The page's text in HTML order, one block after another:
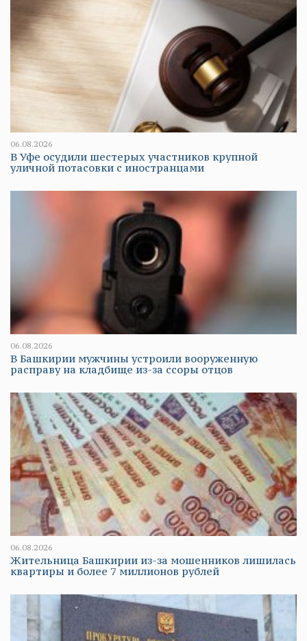
06.08.2026
В Уфе осудили шестерых участников крупной
уличной потасовки с иностранцами
06.08.2026
В Башкирии мужчины устроили вооруженную
расправу на кладбище из-за ссоры отцов
06.08.2026
Жительница Башкирии из-за мошенников лишилась
квартиры и более 7 миллионов рублей